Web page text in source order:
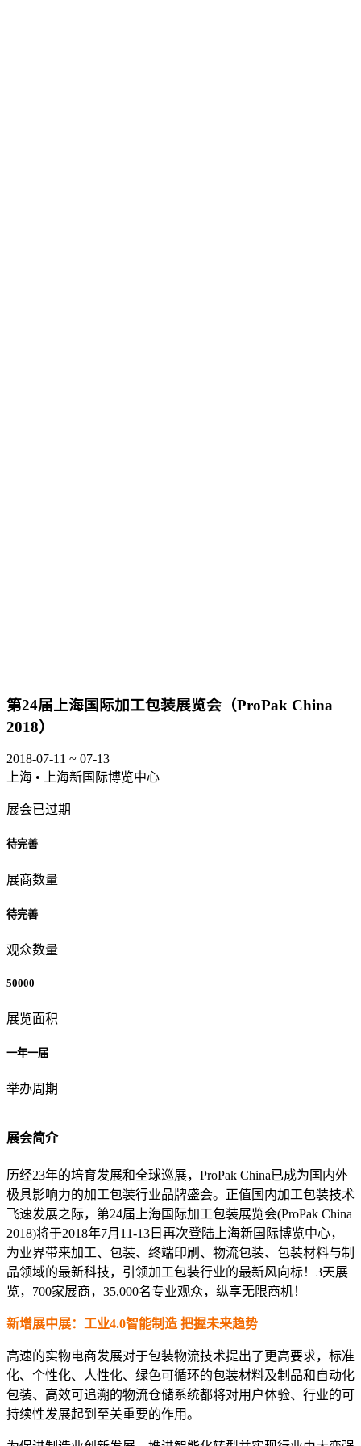
第24届上海国际加工包装展览会（ProPak China
2018）
2018-07-11 ~ 07-13
上海 • 上海新国际博览中心
展会已过期
待完善
展商数量
待完善
观众数量
50000
展览面积
一年一届
举办周期
展会简介
历经23年的培育发展和全球巡展，ProPak China已成为国内外
极具影响力的加工包装行业品牌盛会。正值国内加工包装技术
飞速发展之际，第24届上海国际加工包装展览会(ProPak China
2018)将于2018年7月11-13日再次登陆上海新国际博览中心，
为业界带来加工、包装、终端印刷、物流包装、包装材料与制
品领域的最新科技，引领加工包装行业的最新风向标！3天展
览，700家展商，35,000名专业观众，纵享无限商机！
新增展中展：工业4.0智能制造 把握未来趋势
高速的实物电商发展对于包装物流技术提出了更高要求，标准
化、个性化、人性化、绿色可循环的包装材料及制品和自动化
包装、高效可追溯的物流仓储系统都将对用户体验、行业的可
持续性发展起到至关重要的作用。